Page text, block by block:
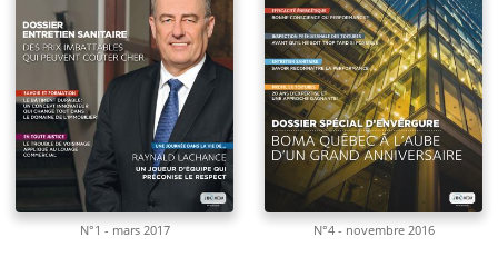
N°1 - mars 2017 N°4 - novembre 2016